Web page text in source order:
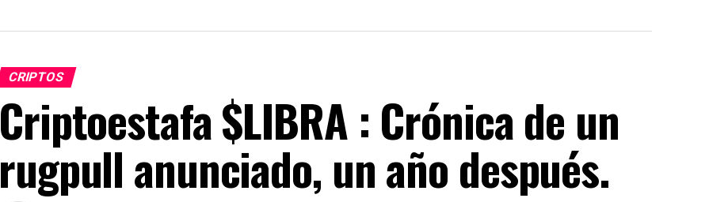
CRIPTOS
Criptoestafa $LIBRA : Crónica de un
rugpull anunciado, un año después.